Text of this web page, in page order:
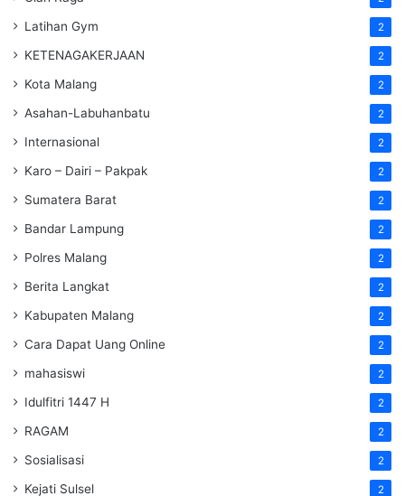
Latihan Gym 2
KETENAGAKERJAAN 2
Kota Malang 2
Asahan-Labuhanbatu 2
Internasional 2
Karo – Dairi – Pakpak 2
Sumatera Barat 2
Bandar Lampung 2
Polres Malang 2
Berita Langkat 2
Kabupaten Malang 2
Cara Dapat Uang Online 2
mahasiswi 2
Idulfitri 1447 H 2
RAGAM 2
Sosialisasi 2
Kejati Sulsel 2